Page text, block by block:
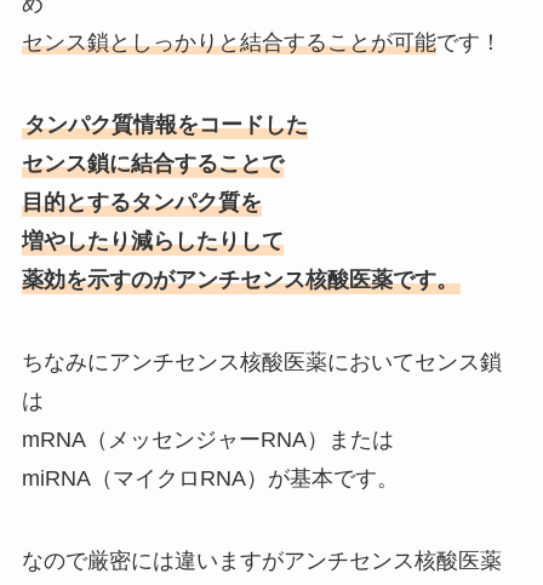
センス鎖としっかりと結合することが可能です！
タンパク質情報をコードした
センス鎖に結合することで
目的とするタンパク質を
増やしたり減らしたりして
薬効を示すのがアンチセンス核酸医薬です。
ちなみにアンチセンス核酸医薬においてセンス鎖
は
mRNA（メッセンジャーRNA）または
miRNA（マイクロRNA）が基本です。
なので厳密には違いますがアンチセンス核酸医薬